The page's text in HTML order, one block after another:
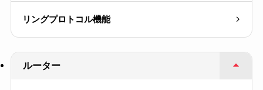
リングプロトコル機能
ルーター